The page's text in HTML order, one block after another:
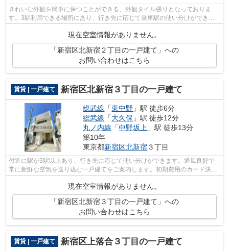
きれいな外観を簡単に保つことができる、外観タイル張りとなっておりま
す。3駅利用できる場所にあり、行き先に応じて乗車駅の使い分けができま
す。初期費用はカードで決済いただけます...
現在空室情報がありません。
「新宿区北新宿２丁目の一戸建て」への
お問い合わせはこちら
賃貸 | 一戸建て 新宿区北新宿３丁目の一戸建て
総武線 「東中野 」駅 徒歩6分
総武線 「大久保 」駅 徒歩12分
丸ノ内線 「中野坂上 」駅 徒歩13分
築10年
東京都新宿区北新宿３丁目
付近に駅が3駅以上あり、行き先に応じて使い分けができます。通風良好で
常に新鮮な空気を送り込む一戸建てをご案内します。初期費用のカード決済
現在空室情報がありません。
「新宿区北新宿３丁目の一戸建て」への
お問い合わせはこちら
賃貸 | 一戸建て 新宿区上落合３丁目の一戸建て